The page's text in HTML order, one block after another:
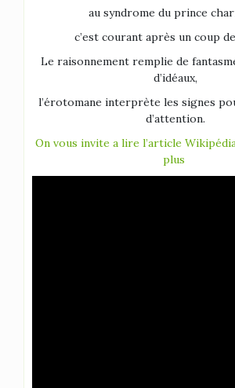
au syndrome du prince
c’est courant après un coup
Le raisonnement remplie de
d’idéaux,
l’érotomane interprète les signes
d’attention.
On vous invite a lire l’article
plus